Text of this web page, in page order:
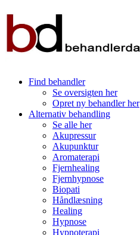
Find behandler
Se oversigten her
Opret ny behandler her
Alternativ behandling
Se alle her
Akupressur
Akupunktur
Aromaterapi
Fjernhealing
Fjernhypnose
Biopati
Håndlæsning
Healing
Hypnose
Hypnoterapi